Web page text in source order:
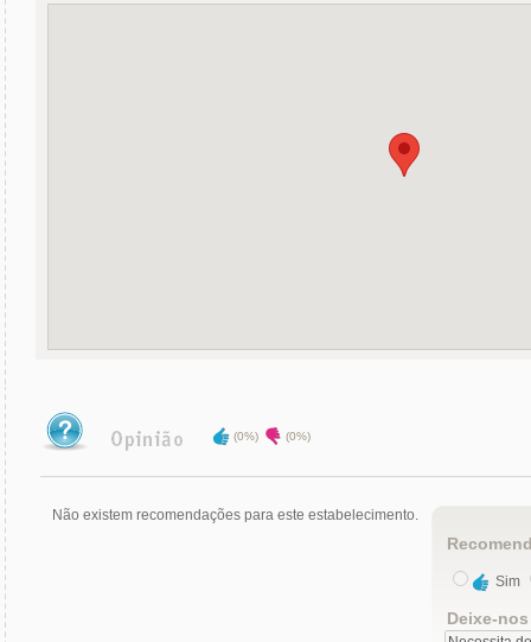
(0%) (0%)
Não existem recomendações para este estabelecimento.
Sim
Deixe-